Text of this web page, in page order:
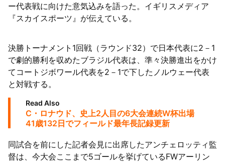
ー代表戦に向けた意気込みを語った。イギリスメディア
『スカイスポーツ』が伝えている。
決勝トーナメント1回戦（ラウンド32）で日本代表に2－1
で劇的勝利を収めたブラジル代表は、準々決勝進出をかけ
てコートジボワール代表を2－1で下したノルウェー代表
と対戦する。
Read Also
C・ロナウド、史上2人目の6大会連続W杯出場
41歳132日でフィールド最年長記録更新
同試合を前にした記者会見に出席したアンチェロッティ監
督は、今大会ここまで5ゴールを挙げているFWアーリン